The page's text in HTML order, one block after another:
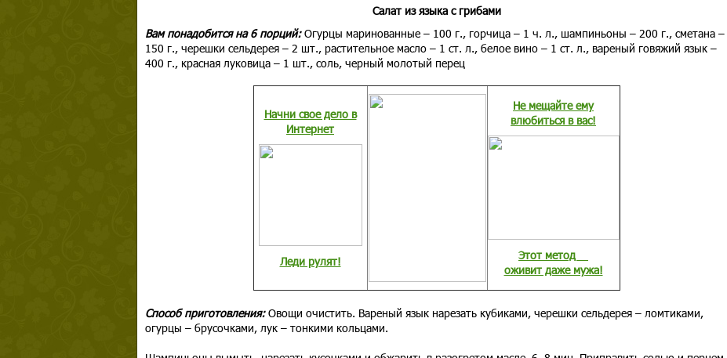
Салат из языка с грибами
Вам понадобится на 6 порций:Огурцы маринованные – 100 г., горчица – 1 ч. л., шампиньоны – 200 г., сметана –
150 г., черешки сельдерея – 2 шт., растительное масло – 1 ст. л., белое вино – 1 ст. л., вареный говяжий язык –
400 г., красная луковица – 1 шт., соль, черный молотый перец
Начни свое дело в
Интернет
Леди рулят!
Не мещайте ему
влюбиться в вас!
Этот метод
оживит даже мужа!
Способ приготовления:Овощи очистить. Вареный язык нарезать кубиками, черешки сельдерея – ломтиками,
огурцы – брусочками, лук – тонкими кольцами.